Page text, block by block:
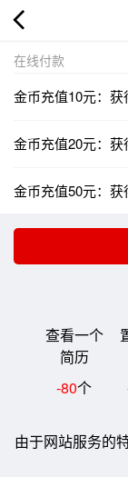
在线付款
金币充值10元：获
金币充值20元：获
金币充值50元：获
查看一个
简历
-80个
由于网站服务的